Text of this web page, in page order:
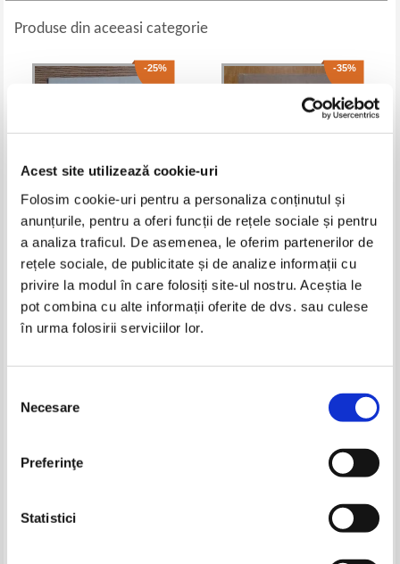
Acest site utilizează cookie-uri
Folosim cookie-uri pentru a personaliza conținutul și
anunțurile, pentru a oferi funcții de rețele sociale și pentru
a analiza traficul. De asemenea, le oferim partenerilor de
rețele sociale, de publicitate și de analize informații cu
privire la modul în care folosiți site-ul nostru. Aceștia le
pot combina cu alte informații oferite de dvs. sau culese
în urma folosirii serviciilor lor.
consimțământului
Necesare
Preferinţe
Statistici
Produse din aceeasi categorie
-25%
Constitutia Romaniei. Imnul de
stat
Pret:16,00Lei 12,00 Lei
Adaugă în coș
-35%
Dictionar de procedura penala
Pret:15,00Lei 9,75 Lei
Adaugă în coș
-25% -35%